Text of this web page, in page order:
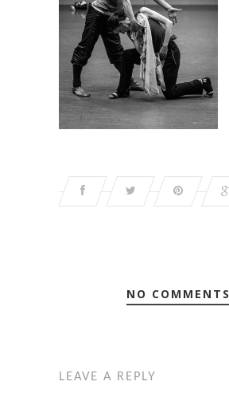
NO COMMENTS
LEAVE A REPLY